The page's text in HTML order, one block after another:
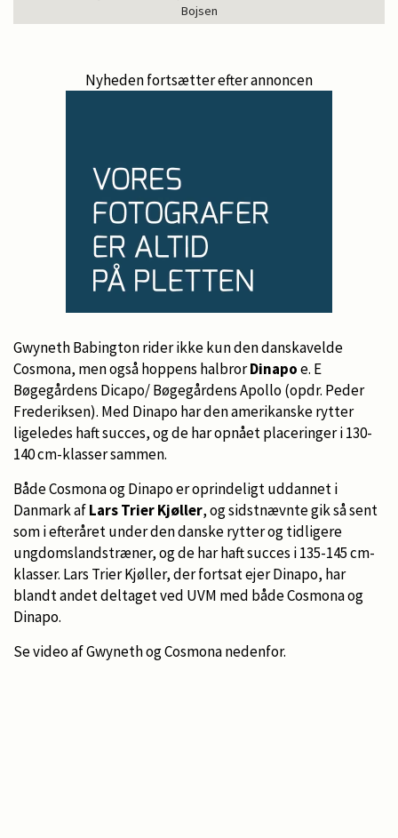
Bojsen
Nyheden fortsætter efter annoncen
Gwyneth Babington rider ikke kun den danskavelde
Cosmona, men også hoppens halbrorDinapoe. E
Bøgegårdens Dicapo/ Bøgegårdens Apollo (opdr. Peder
Frederiksen). Med Dinapo har den amerikanske rytter
ligeledes haft succes, og de har opnået placeringer i 130-
140 cm-klasser sammen.
Både Cosmona og Dinapo er oprindeligt uddannet i
Danmark afLars Trier Kjøller, og sidstnævnte gik så sent
som i efteråret under den danske rytter og tidligere
ungdomslandstræner, og de har haft succes i 135-145 cm-
klasser. Lars Trier Kjøller, der fortsat ejer Dinapo, har
blandt andet deltaget ved UVM med både Cosmona og
Dinapo.
Se video af Gwyneth og Cosmona nedenfor.